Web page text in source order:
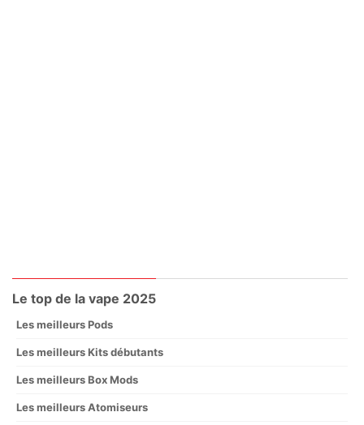
Le top de la vape 2025
Les meilleurs Pods
Les meilleurs Kits débutants
Les meilleurs Box Mods
Les meilleurs Atomiseurs